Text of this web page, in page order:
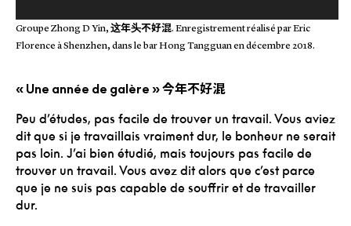
Groupe Zhong D Yin, 这年头不好混. Enregistrement réalisé par Eric
Florence à Shenzhen, dans le bar Hong Tangguan en décembre 2018.
« Une année de galère »今年不好混
Peu d’études, pas facile de trouver un travail. Vous aviez
dit que si je travaillais vraiment dur, le bonheur ne serait
pas loin. J’ai bien étudié, mais toujours pas facile de
trouver un travail. Vous avez dit alors que c’est parce
que je ne suis pas capable de souffrir et de travailler
dur.